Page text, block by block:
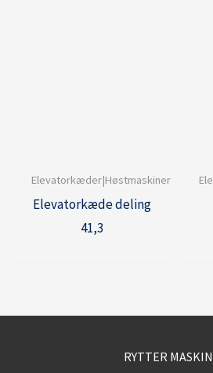
Elevatorkæder|Høstmaskiner
Elevatorkæde deling
41,3
RYTTER